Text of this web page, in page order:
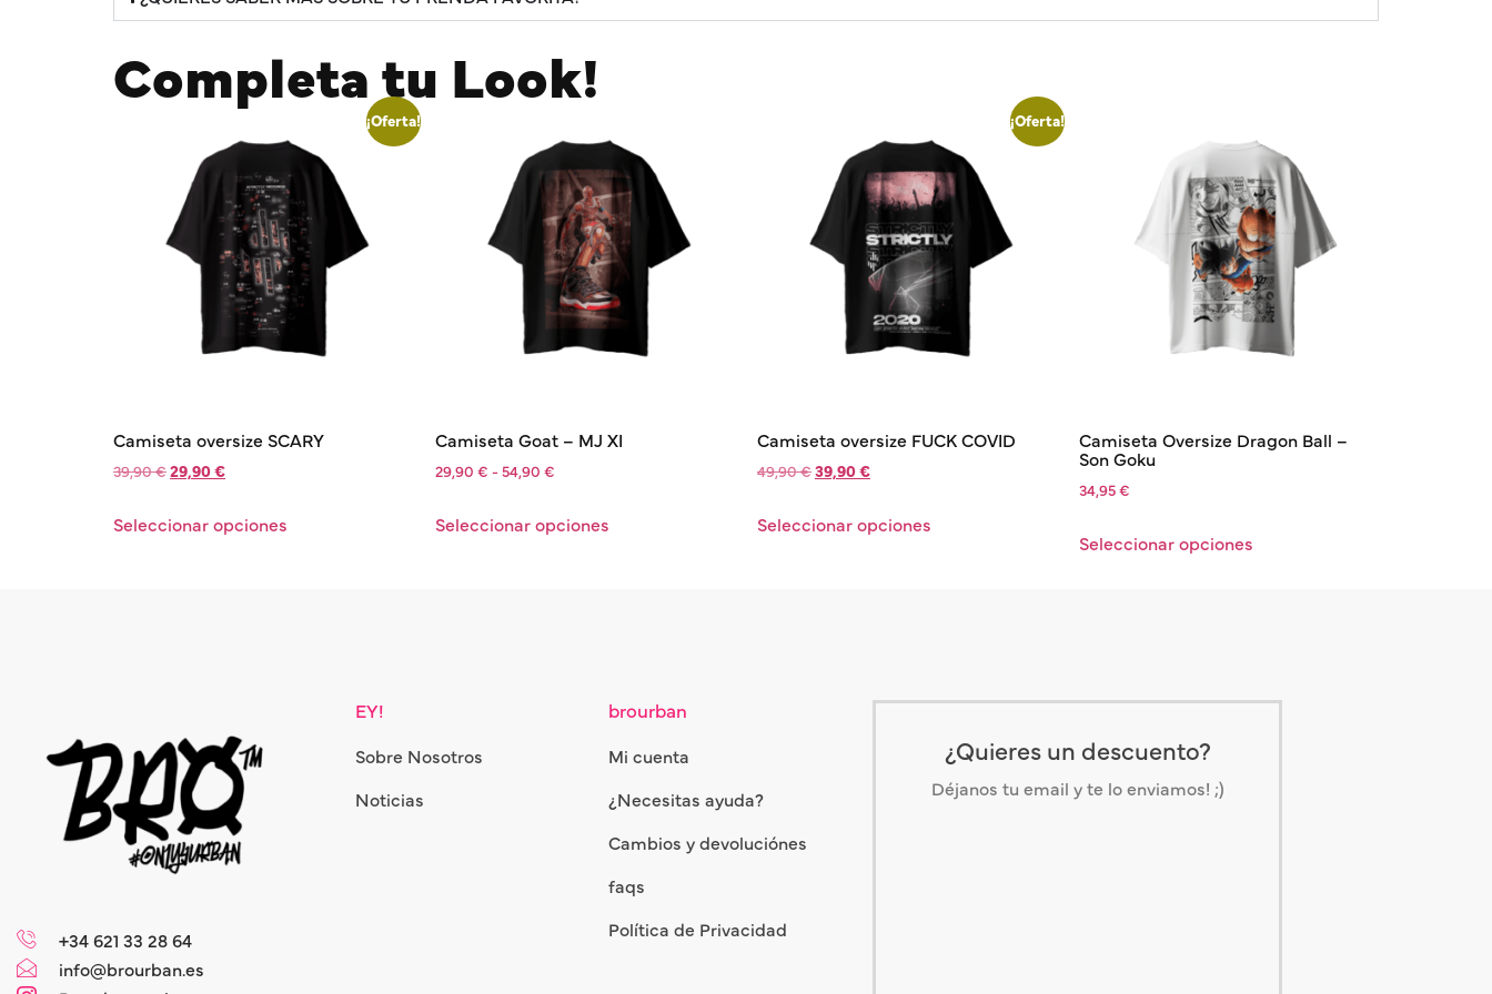
Completa tu Look!
¡Oferta!
Camiseta oversize SCARY
39,90€29,90€
Seleccionar opciones
Camiseta Goat – MJ XI
29,90 € -54,90 €
Seleccionar opciones
¡Oferta!
Camiseta oversize FUCK COVID
49,90€39,90€
Seleccionar opciones
Camiseta Oversize Dragon Ball –
Son Goku
34,95€
Seleccionar opciones
+34 621 33 28 64
info@brourban.es
EY!
Sobre Nosotros
Noticias
brourban
Mi cuenta
¿Necesitas ayuda?
Cambios y devoluciónes
faqs
Política de Privacidad
¿Quieres un descuento?
Déjanos tu email y te lo enviamos! ;)